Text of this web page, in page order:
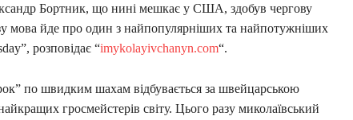
Бортник, що нині мешкає у США, здобув чергову
мова йде про один з найпопулярніших та найпотужніших
розповідає “imykolayivchanyn.com“.
по швидким шахам відбувається за швейцарською
гросмейстерів світу. Цього разу миколаївський